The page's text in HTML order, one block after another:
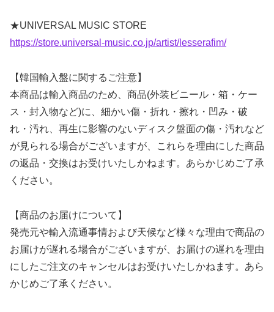
★UNIVERSAL MUSIC STORE
https://store.universal-music.co.jp/artist/lesserafim/
【韓国輸入盤に関するご注意】
本商品は輸入商品のため、商品(外装ビニール・箱・ケー
ス・封入物など)に、細かい傷・折れ・擦れ・凹み・破
れ・汚れ、再生に影響のないディスク盤面の傷・汚れなど
が見られる場合がございますが、これらを理由にした商品
の返品・交換はお受けいたしかねます。あらかじめご了承
ください。
【商品のお届けについて】
発売元や輸入流通事情および天候など様々な理由で商品の
お届けが遅れる場合がございますが、お届けの遅れを理由
にしたご注文のキャンセルはお受けいたしかねます。あら
かじめご了承ください。